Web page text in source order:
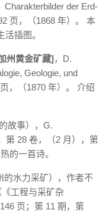
Charakterbilder der Erd-
页，（1868 年）。 本
插图。
州黄金矿藏]，D.
Geologie, und
，（1870 年）。 介绍
故事），G.
第 28 卷，（2 月），第
的一首诗。
的水力采矿），作者不
《工程与采矿杂
页；第 11 期，第